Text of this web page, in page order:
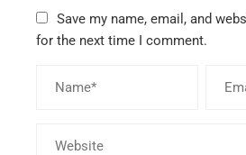
Save my name, email, and
for the next time I comment.